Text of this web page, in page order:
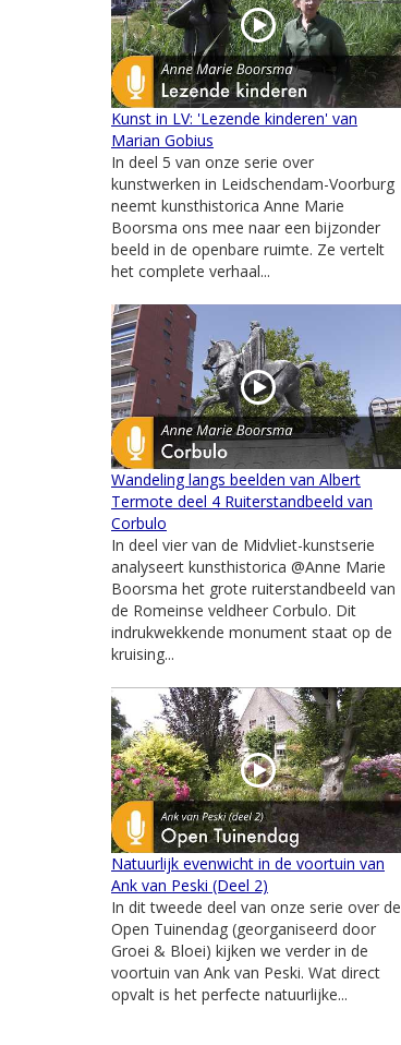
Kunst in LV: 'Lezende kinderen' van
Marian Gobius
In deel 5 van onze serie over
kunstwerken in Leidschendam-Voorburg
neemt kunsthistorica Anne Marie
Boorsma ons mee naar een bijzonder
beeld in de openbare ruimte. Ze vertelt
het complete verhaal...
Wandeling langs beelden van Albert
Termote deel 4 Ruiterstandbeeld van
Corbulo
In deel vier van de Midvliet-kunstserie
analyseert kunsthistorica @Anne Marie
Boorsma het grote ruiterstandbeeld van
de Romeinse veldheer Corbulo. Dit
indrukwekkende monument staat op de
kruising...
Natuurlijk evenwicht in de voortuin van
Ank van Peski (Deel 2)
In dit tweede deel van onze serie over de
Open Tuinendag (georganiseerd door
Groei & Bloei) kijken we verder in de
voortuin van Ank van Peski. Wat direct
opvalt is het perfecte natuurlijke...